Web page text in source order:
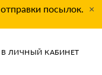
посылок. ×
ЛИЧНЫЙ КАБИНЕТ